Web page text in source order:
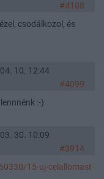
#4108
csodálkozol, és
10. 12:44
#4099
:-)
30. 10:09
#3914
15-uj-celallomast-